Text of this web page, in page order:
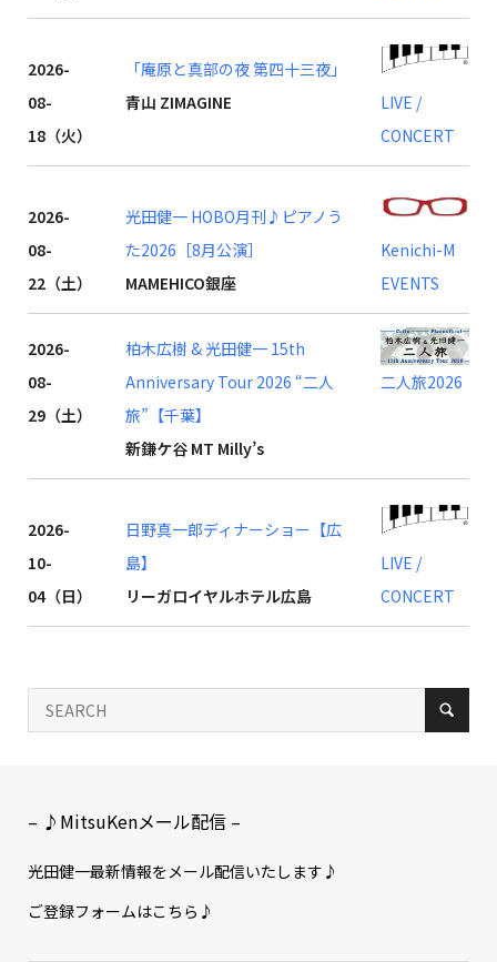
2026-
08-
18（火）
「庵原と真部の夜 第四十三夜」
青山 ZIMAGINE
LIVE /
CONCERT
2026-
08-
22（土）
光田健一 HOBO月刊♪ピアノう
た2026［8月公演］
MAMEHICO銀座
Kenichi-M
EVENTS
2026-
08-
29（土）
柏木広樹 & 光田健一 15th
Anniversary Tour 2026 “二人
旅”【千葉】
新鎌ケ谷 MT Milly’s
二人旅2026
2026-
10-
04（日）
日野真一郎ディナーショー【広
島】
リーガロイヤルホテル広島
LIVE /
CONCERT
– ♪MitsuKenメール配信 –
光田健一最新情報をメール配信いたします♪
ご登録フォームはこちら♪